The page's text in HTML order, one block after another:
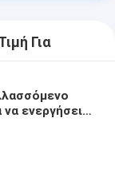
Για
να ενεργήσει